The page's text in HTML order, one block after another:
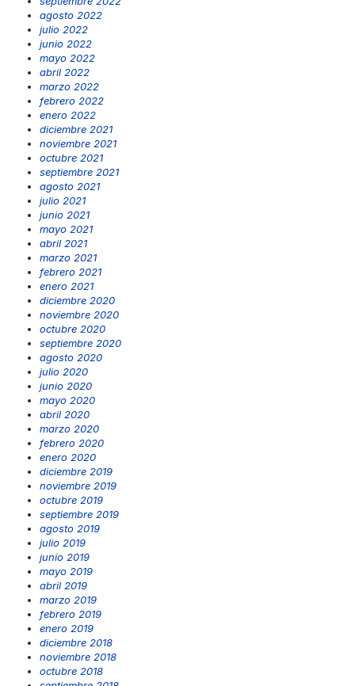
agosto 2022
julio 2022
junio 2022
mayo 2022
abril 2022
marzo 2022
febrero 2022
enero 2022
diciembre 2021
noviembre 2021
octubre 2021
septiembre 2021
agosto 2021
julio 2021
junio 2021
mayo 2021
abril 2021
marzo 2021
febrero 2021
enero 2021
diciembre 2020
noviembre 2020
octubre 2020
septiembre 2020
agosto 2020
julio 2020
junio 2020
mayo 2020
abril 2020
marzo 2020
febrero 2020
enero 2020
diciembre 2019
noviembre 2019
octubre 2019
septiembre 2019
agosto 2019
julio 2019
junio 2019
mayo 2019
abril 2019
marzo 2019
febrero 2019
enero 2019
diciembre 2018
noviembre 2018
octubre 2018